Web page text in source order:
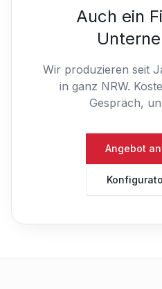
Auch ein
Wir produzieren seit
in ganz NRW.
Gespräch,
Angebot